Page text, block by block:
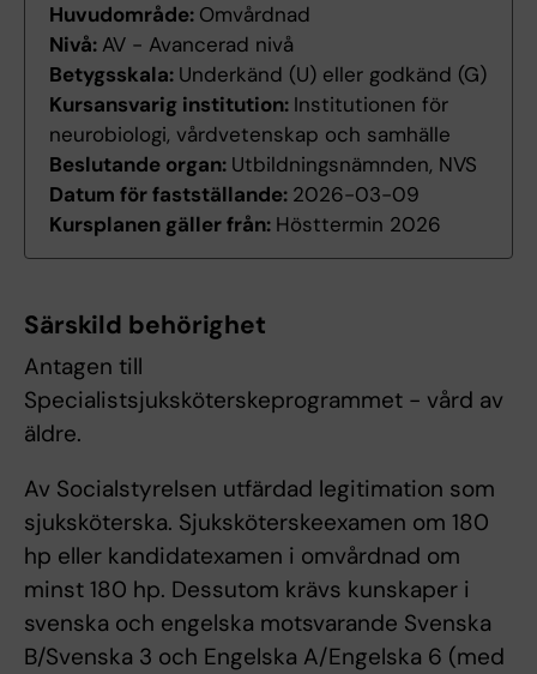
Huvudområde: Omvårdnad
Nivå: AV - Avancerad nivå
Betygsskala: Underkänd (U) eller godkänd (G)
Kursansvarig institution: Institutionen för
neurobiologi, vårdvetenskap och samhälle
Beslutande organ: Utbildningsnämnden, NVS
Datum för fastställande: 2026-03-09
Kursplanen gäller från: Hösttermin 2026
Särskild behörighet
Antagen till
Specialistsjuksköterskeprogrammet - vård av
äldre.
Av Socialstyrelsen utfärdad legitimation som
sjuksköterska. Sjuksköterskeexamen om 180
hp eller kandidatexamen i omvårdnad om
minst 180 hp. Dessutom krävs kunskaper i
svenska och engelska motsvarande Svenska
B/Svenska 3 och Engelska A/Engelska 6 (med